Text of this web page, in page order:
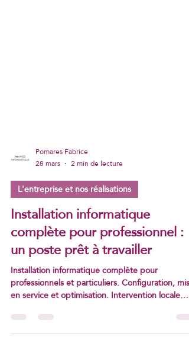
Pomares Fabrice
28 mars
2 min de lecture
L'entreprise et nos réalisations
Installation informatique
complète pour professionnel :
un poste prêt à travailler
Installation informatique complète pour
professionnels et particuliers. Configuration, mise